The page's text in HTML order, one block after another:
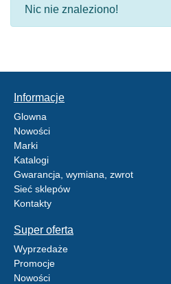
Nic nie znaleziono!
Informacje
Glowna
Nowości
Marki
Katalogi
Gwarancja, wymiana, zwrot
Sieć sklepów
Kontakty
Super oferta
Wyprzedaże
Promocje
Nowości